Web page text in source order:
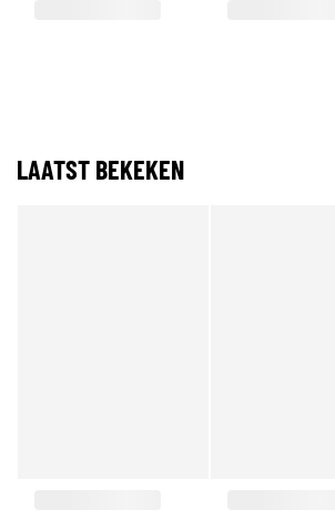
LAATST BEKEKEN